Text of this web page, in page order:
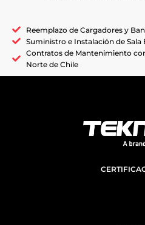
Reemplazo de Cargadores y
Suministro e Instalación de Sala
Contratos de Mantenimiento
Norte de Chile